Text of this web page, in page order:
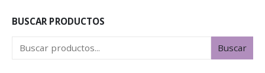
BUSCAR PRODUCTOS
Buscar